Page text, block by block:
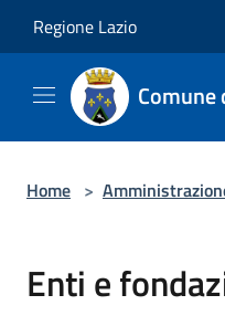
Regione Lazio
Comune
Home >
Enti e